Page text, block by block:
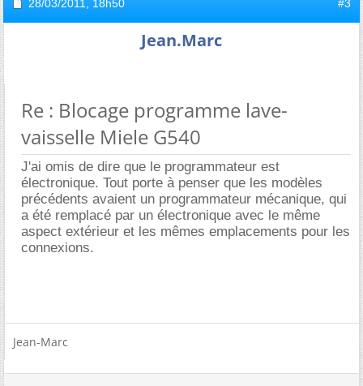
28/03/2011, 18h50 #3
Jean.Marc
Re : Blocage programme lave-
vaisselle Miele G540
J'ai omis de dire que le programmateur est
électronique. Tout porte à penser que les modèles
précédents avaient un programmateur mécanique, qui
a été remplacé par un électronique avec le même
aspect extérieur et les mêmes emplacements pour les
connexions.
Jean-Marc